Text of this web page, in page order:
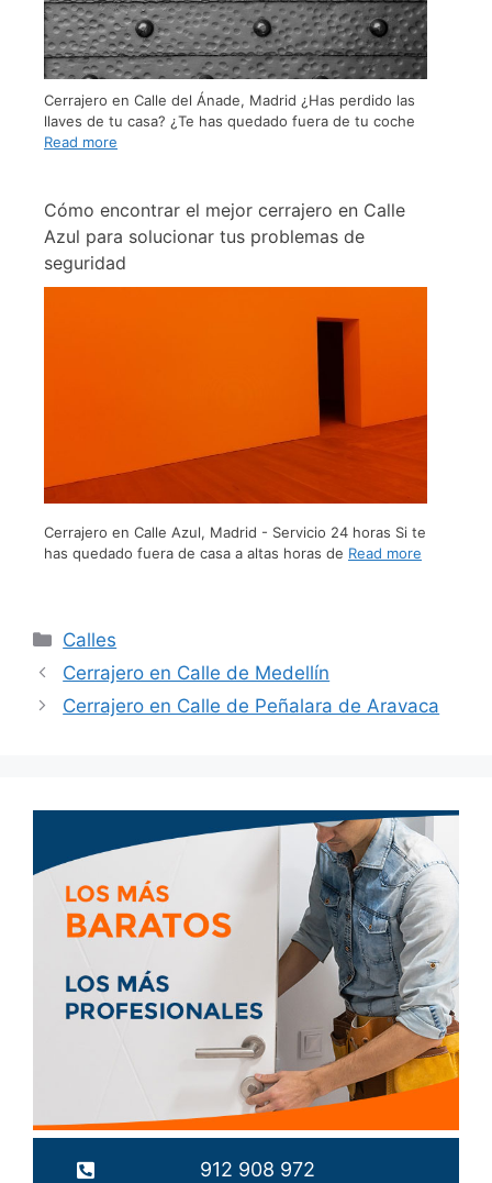
Cerrajero en Calle del Ánade, Madrid ¿Has perdido las
llaves de tu casa? ¿Te has quedado fuera de tu coche
Read more
Cómo encontrar el mejor cerrajero en Calle
Azul para solucionar tus problemas de
seguridad
Cerrajero en Calle Azul, Madrid - Servicio 24 horas Si te
has quedado fuera de casa a altas horas de Read more
Calles
Cerrajero en Calle de Medellín
Cerrajero en Calle de Peñalara de Aravaca
912 908 972